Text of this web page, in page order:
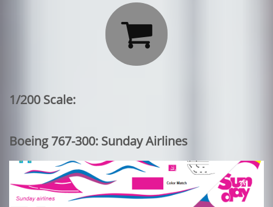

1/200 Scale:
Boeing 767-300: Sunday Airlines